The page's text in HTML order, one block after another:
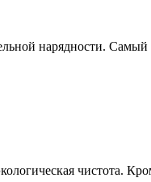
нарядности.
чистота.